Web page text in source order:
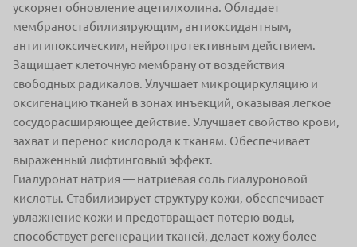
ускоряет обновление ацетилхолина. Обладает
мембраностабилизирующим, антиоксидантным,
антигипоксическим, нейропротективным действием.
Защищает клеточную мембрану от воздействия
свободных радикалов. Улучшает микроциркуляцию и
оксигенацию тканей в зонах инъекций, оказывая легкое
сосудорасширяющее действие. Улучшает свойство крови,
захват и перенос кислорода к тканям. Обеспечивает
выраженный лифтинговый эффект.
Гиалуронат натрия — натриевая соль гиалуроновой
кислоты. Стабилизирует структуру кожи, обеспечивает
увлажнение кожи и предотвращает потерю воды,
способствует регенерации тканей, делает кожу более